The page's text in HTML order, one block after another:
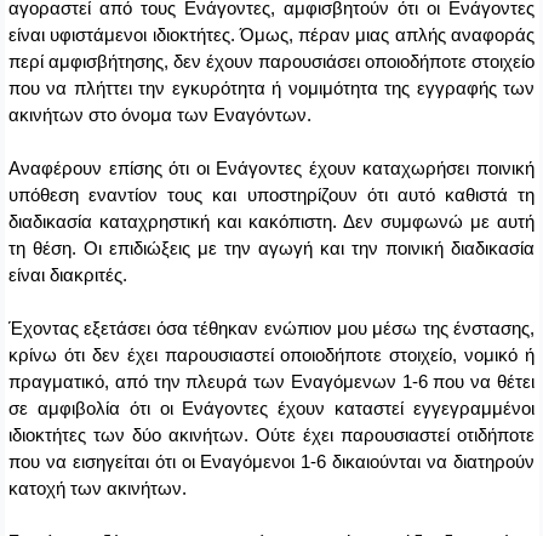
αγοραστεί από τους Ενάγοντες, αμφισβητούν ότι οι Ενάγοντες
είναι υφιστάμενοι ιδιοκτήτες. Όμως, πέραν μιας απλής αναφοράς
περί αμφισβήτησης, δεν έχουν παρουσιάσει οποιοδήποτε στοιχείο
που να πλήττει την εγκυρότητα ή νομιμότητα της εγγραφής των
ακινήτων στο όνομα των Εναγόντων.
Αναφέρουν επίσης ότι οι Ενάγοντες έχουν καταχωρήσει ποινική
υπόθεση εναντίον τους και υποστηρίζουν ότι αυτό καθιστά τη
διαδικασία καταχρηστική και κακόπιστη. Δεν συμφωνώ με αυτή
τη θέση. Οι επιδιώξεις με την αγωγή και την ποινική διαδικασία
είναι διακριτές.
Έχοντας εξετάσει όσα τέθηκαν ενώπιον μου μέσω της ένστασης,
κρίνω ότι δεν έχει παρουσιαστεί οποιοδήποτε στοιχείο, νομικό ή
πραγματικό, από την πλευρά των Εναγόμενων 1-6 που να θέτει
σε αμφιβολία ότι οι Ενάγοντες έχουν καταστεί εγγεγραμμένοι
ιδιοκτήτες των δύο ακινήτων. Ούτε έχει παρουσιαστεί οτιδήποτε
που να εισηγείται ότι οι Εναγόμενοι 1-6 δικαιούνται να διατηρούν
κατοχή των ακινήτων.